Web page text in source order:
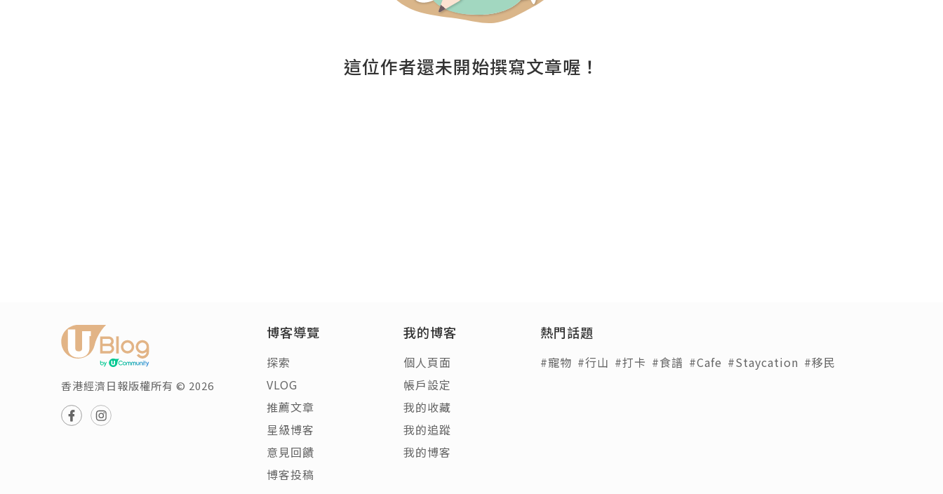
這位作者還未開始撰寫文章喔！
香港經濟日報版權所有 © 2026
博客導覽
探索
VLOG
推薦文章
星級博客
意見回饋
博客投稿
我的博客
個人頁面
帳戶設定
我的收藏
我的追蹤
我的博客
熱門話題
#寵物 #行山 #打卡 #食譜 #Cafe #Staycation #移民